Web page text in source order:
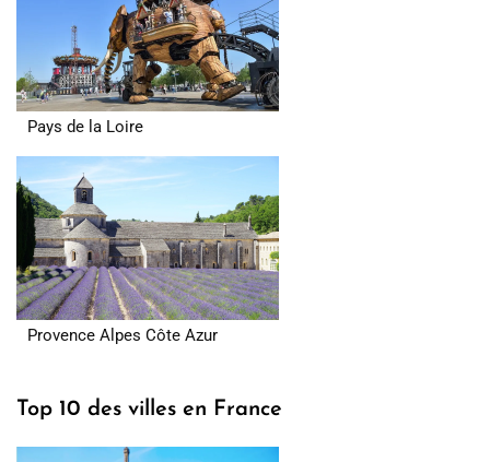
Pays de la Loire
Provence Alpes Côte Azur
Top 10 des villes en France